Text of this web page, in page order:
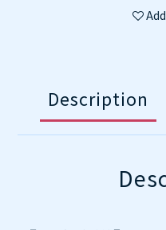
Description